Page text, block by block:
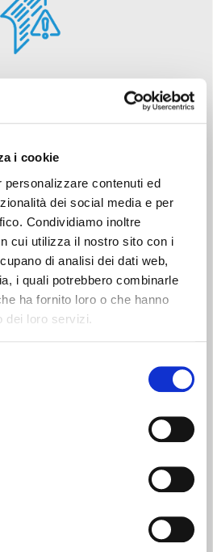
i cookie
contenuti ed
dei social media e per
Condividiamo inoltre
cui utilizza il nostro sito con i
di analisi dei dati web,
i quali potrebbero combinarle
ha fornito loro o che hanno
dei loro servizi.
umidi con il massimo comfort
problemi di condensa e muffa
danneggiano la struttura e
la salute degli occupanti.
in caso di elevati tassi di umidità